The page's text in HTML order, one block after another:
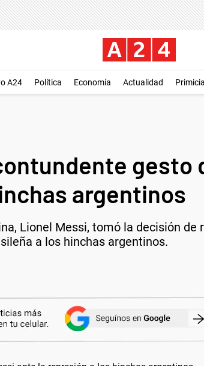
A24 Política Economía Actualidad
gesto
argentinos
Lionel Messi, tomó la decisión
a los hinchas argentinos.